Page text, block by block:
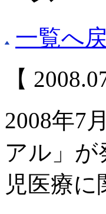
一覧へ
【
2008年7
アル」が
児医療